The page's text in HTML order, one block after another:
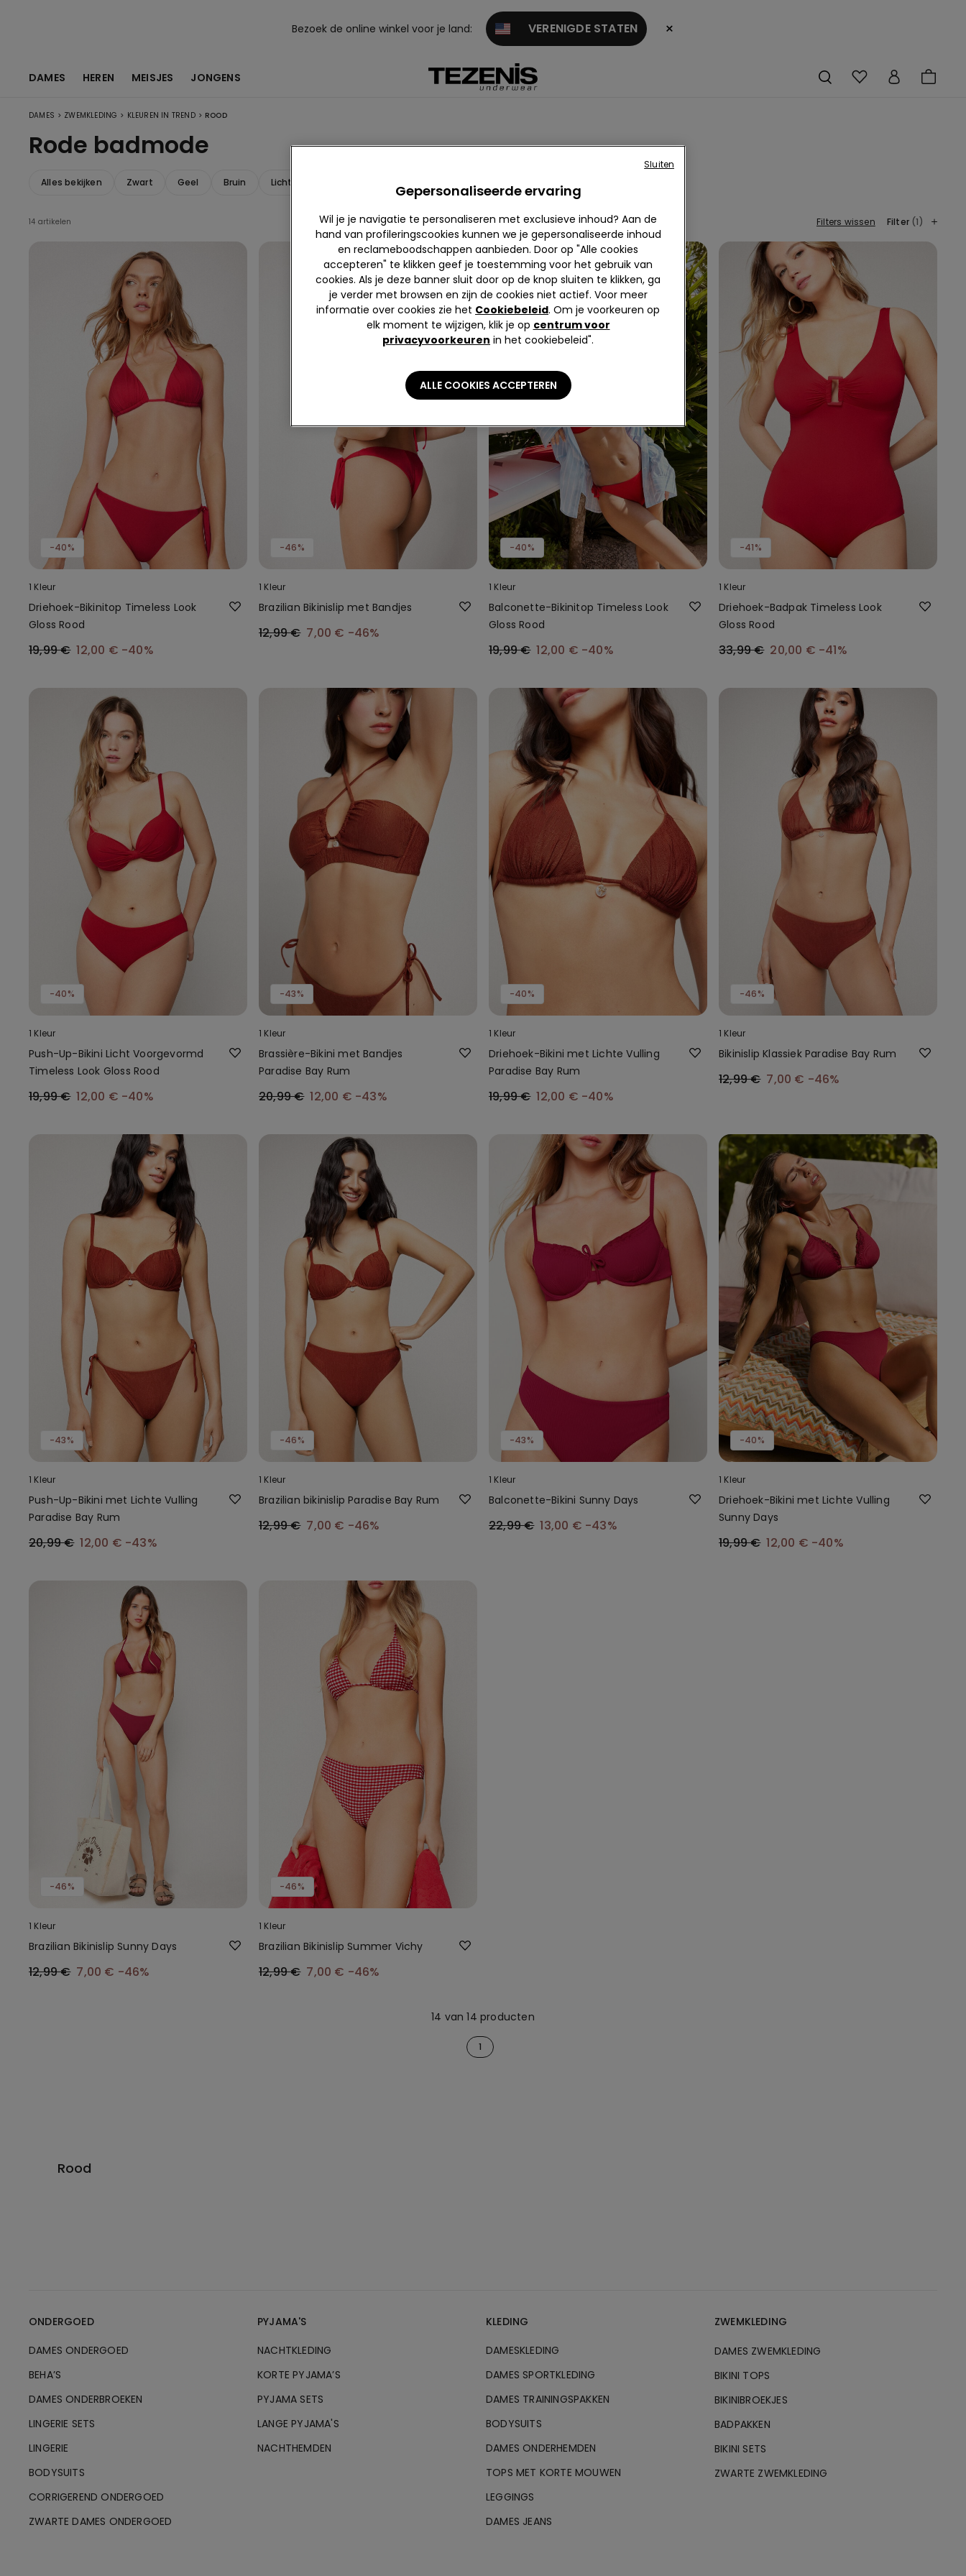
Bezoek de online winkel voor je land: VERENIGDE STATEN ×
DAMES HEREN MEISJES JONGENS
DAMES > ZWEMKLEDING > KLEUREN IN TREND > ROOD
Rode badmode
Alles bekijken Zwart Geel Bruin Lichtblauw
14 artikelen Filters wissen Filter (1)
-40%
1 Kleur
Driehoek-Bikinitop Timeless Look
Gloss Rood
19,99 € 12,00 € -40%
-46%
1 Kleur
Brazilian Bikinislip met Bandjes
12,99 € 7,00 € -46%
-40%
1 Kleur
Balconette-Bikinitop Timeless Look
Gloss Rood
19,99 € 12,00 € -40%
-41%
1 Kleur
Driehoek-Badpak Timeless Look
Gloss Rood
33,99 € 20,00 € -41%
-40%
1 Kleur
Push-Up-Bikini Licht Voorgevormd
Timeless Look Gloss Rood
19,99 € 12,00 € -40%
-43%
1 Kleur
Brassière-Bikini met Bandjes
Paradise Bay Rum
20,99 € 12,00 € -43%
-40%
1 Kleur
Driehoek-Bikini met Lichte Vulling
Paradise Bay Rum
19,99 € 12,00 € -40%
-46%
1 Kleur
Bikinislip Klassiek Paradise Bay Rum
12,99 € 7,00 € -46%
-43%
1 Kleur
Push-Up-Bikini met Lichte Vulling
Paradise Bay Rum
20,99 € 12,00 € -43%
-46%
1 Kleur
Brazilian bikinislip Paradise Bay Rum
12,99 € 7,00 € -46%
-43%
1 Kleur
Balconette-Bikini Sunny Days
22,99 € 13,00 € -43%
-40%
1 Kleur
Driehoek-Bikini met Lichte Vulling
Sunny Days
19,99 € 12,00 € -40%
-46%
1 Kleur
Brazilian Bikinislip Sunny Days
12,99 € 7,00 € -46%
-46%
1 Kleur
Brazilian Bikinislip Summer Vichy
12,99 € 7,00 € -46%
14 van 14 producten
1
Rood
ONDERGOED
DAMES ONDERGOED
BEHA’S
DAMES ONDERBROEKEN
LINGERIE SETS
LINGERIE
BODYSUITS
CORRIGEREND ONDERGOED
ZWARTE DAMES ONDERGOED
PYJAMA'S
NACHTKLEDING
KORTE PYJAMA’S
PYJAMA SETS
LANGE PYJAMA'S
NACHTHEMDEN
KLEDING
DAMESKLEDING
DAMES SPORTKLEDING
DAMES TRAININGSPAKKEN
BODYSUITS
DAMES ONDERHEMDEN
TOPS MET KORTE MOUWEN
LEGGINGS
DAMES JEANS
ZWEMKLEDING
DAMES ZWEMKLEDING
BIKINI TOPS
BIKINIBROEKJES
BADPAKKEN
BIKINI SETS
ZWARTE ZWEMKLEDING
Gepersonaliseerde ervaring
Wil je je navigatie te personaliseren met exclusieve inhoud? Aan de
hand van profileringscookies kunnen we je gepersonaliseerde inhoud
en reclameboodschappen aanbieden. Door op "Alle cookies
accepteren" te klikken geef je toestemming voor het gebruik van
cookies. Als je deze banner sluit door op de knop sluiten te klikken, ga
je verder met browsen en zijn de cookies niet actief. Voor meer
informatie over cookies zie het Cookiebeleid. Om je voorkeuren op
elk moment te wijzigen, klik je op centrum voor
privacyvoorkeuren in het cookiebeleid".
ALLE COOKIES ACCEPTEREN
Sluiten